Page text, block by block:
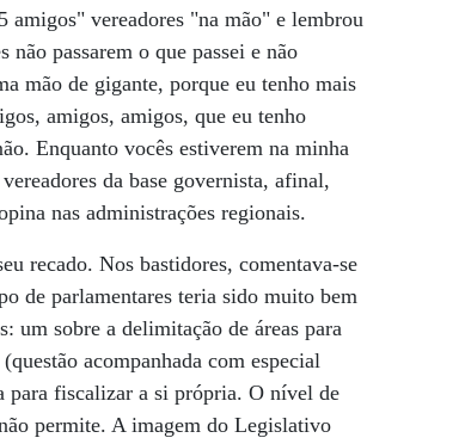
amigos" vereadores "na mão" e lembrou
passarem o que passei e não
mão de gigante, porque eu tenho mais
amigos, amigos, que eu tenho
Enquanto vocês estiverem na minha
da base governista, afinal,
nas administrações regionais.
recado. Nos bastidores, comentava-se
de parlamentares teria sido muito bem
um sobre a delimitação de áreas para
acompanhada com especial
para fiscalizar a si própria. O nível de
permite. A imagem do Legislativo